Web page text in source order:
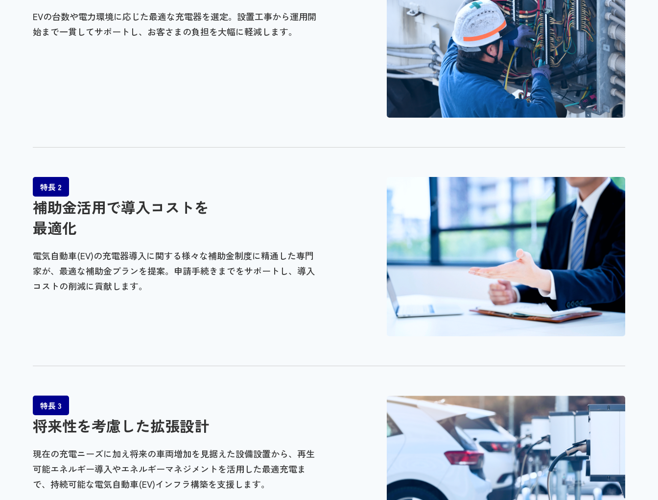
EVの台数や電力環境に応じた最適な充電器を選定。設置工事から運用開
始まで一貫してサポートし、お客さまの負担を大幅に軽減します。
特長 2
補助金活用で導入コストを
最適化
電気自動車(EV)の充電器導入に関する様々な補助金制度に精通した専門
家が、最適な補助金プランを提案。申請手続きまでをサポートし、導入
コストの削減に貢献します。
特長 3
将来性を考慮した拡張設計
現在の充電ニーズに加え将来の車両増加を見据えた設備設置から、再生
可能エネルギー導入やエネルギーマネジメントを活用した最適充電ま
で、持続可能な電気自動車(EV)インフラ構築を支援します。